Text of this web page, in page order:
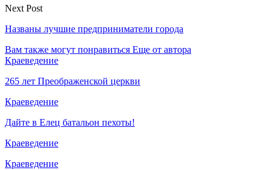
Next Post
Названы лучшие предприниматели города
Вам также могут понравиться Еще от автора
Краеведение
265 лет Преображенской церкви
Краеведение
Дайте в Елец батальон пехоты!
Краеведение
Краеведение